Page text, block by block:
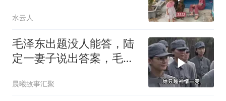
水云人
毛泽东出题没人能答，陆
定一妻子说出答案，毛主
晨曦故事汇聚